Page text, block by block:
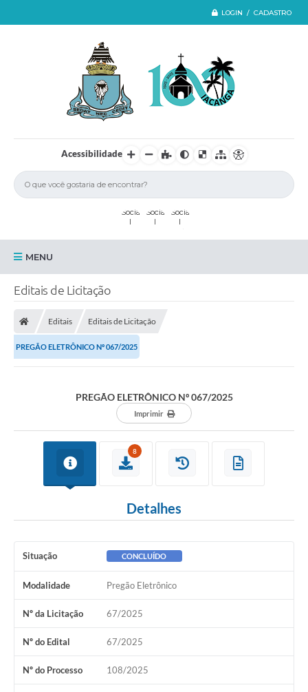
LOGIN / CADASTRO
Acessibilidade
MENU
Iacanga
Diário Oficial
Secretarias
Transparência
Internet Gratuita
Contato
FAQ / Perguntas e Respostas Frequentes
Editais de Licitação
Editais Editais de Licitação
PREGÃO ELETRÔNICO Nº 067/2025
PREGÃO ELETRÔNICO Nº 067/2025
Imprimir
8
Detalhes
Situação CONCLUÍDO
Modalidade Pregão Eletrônico
Nº da Licitação 67/2025
Nº do Edital 67/2025
Nº do Processo 108/2025